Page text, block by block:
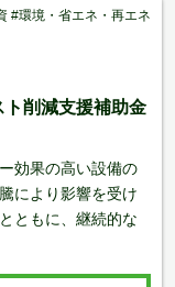
#環境・省エネ・再エネ
ト削減支援補助金
効果の高い設備の
により影響を受け
ともに、継続的な